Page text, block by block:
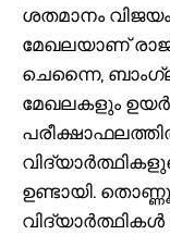
ശതമാനം
മേഖലയാണ്
ചെന്നൈ,
മേഖലകളും
ഉണ്ടായി.